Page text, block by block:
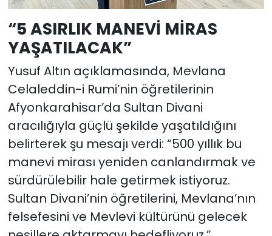
“5 ASIRLIK MANEVİ MİRAS
YAŞATILACAK”
Yusuf Altın açıklamasında, Mevlana
Celaleddin-i Rumi’nin öğretilerinin
Afyonkarahisar’da Sultan Divani
aracılığıyla güçlü şekilde yaşatıldığını
belirterek şu mesajı verdi: “500 yıllık bu
manevi mirası yeniden canlandırmak ve
sürdürülebilir hale getirmek istiyoruz.
Sultan Divani’nin öğretilerini, Mevlana’nın
felsefesini ve Mevlevi kültürünü gelecek